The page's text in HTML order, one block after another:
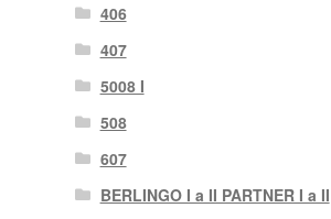
406
407
5008 I
508
607
BERLINGO I a II PARTNER I a II